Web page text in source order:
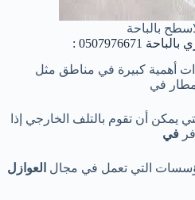
بالباحة
:
أهمية كبيرة في مناطق مثل
في
يمكن أن تقوم بالتلف الخارجي إذا
في
التي تعمل في مجال العوازل